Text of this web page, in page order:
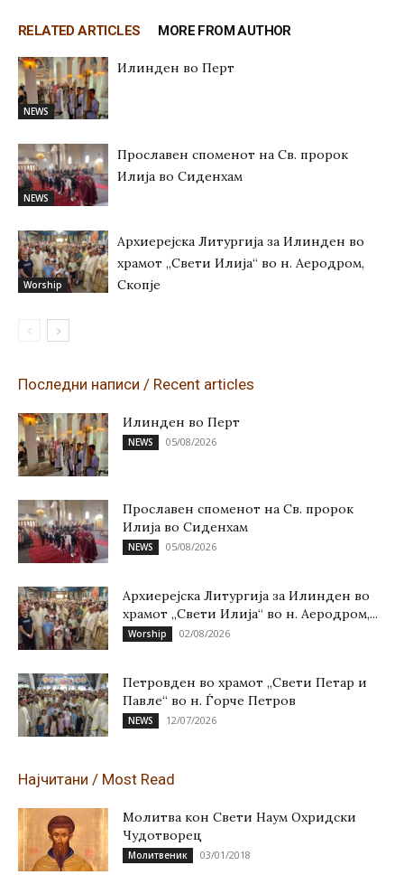
RELATED ARTICLES MORE FROM AUTHOR
NEWS
Илинден во Перт
NEWS
Прославен споменот на Св. пророк
Илија во Сиденхам
Worship
Архиерејска Литургија за Илинден во
храмот „Свети Илија“ во н. Аеродром,
Скопје
Последни написи / Recent articles
Илинден во Перт
NEWS 05/08/2026
Прославен споменот на Св. пророк
Илија во Сиденхам
NEWS 05/08/2026
Архиерејска Литургија за Илинден во
храмот „Свети Илија“ во н. Аеродром,...
Worship 02/08/2026
Петровден во храмот „Свети Петар и
Павле“ во н. Ѓорче Петров
NEWS 12/07/2026
Најчитани / Most Read
Молитва кон Свети Наум Охридски
Чудотворец
Молитвеник 03/01/2018